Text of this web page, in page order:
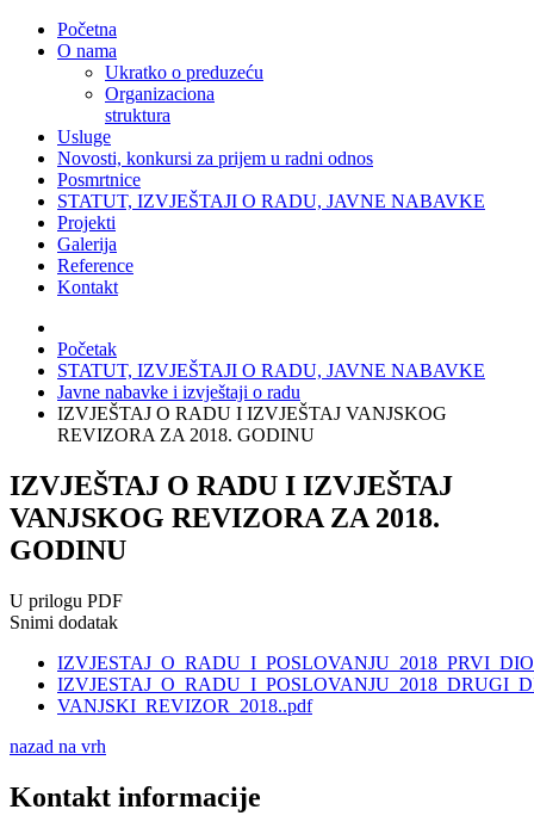
Početna
O nama
Ukratko o preduzeću
Organizaciona
struktura
Usluge
Novosti, konkursi za prijem u radni odnos
Posmrtnice
STATUT, IZVJEŠTAJI O RADU, JAVNE NABAVKE
Projekti
Galerija
Reference
Kontakt
Početak
STATUT, IZVJEŠTAJI O RADU, JAVNE NABAVKE
Javne nabavke i izvještaji o radu
IZVJEŠTAJ O RADU I IZVJEŠTAJ VANJSKOG
REVIZORA ZA 2018. GODINU
IZVJEŠTAJ O RADU I IZVJEŠTAJ
VANJSKOG REVIZORA ZA 2018.
GODINU
U prilogu PDF
Snimi dodatak
VANJSKI_REVIZOR_2018..pdf
nazad na vrh
Kontakt informacije